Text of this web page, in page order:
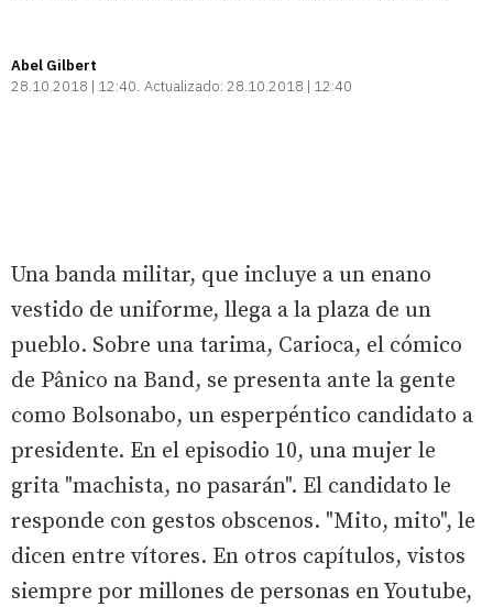
Abel Gilbert
28.10.2018 | 12:40 Actualizado: 28.10.2018 | 12:40
Una banda militar, que incluye a un enano
vestido de uniforme, llega a la plaza de un
pueblo. Sobre una tarima, Carioca, el cómico
de Pânico na Band, se presenta ante la gente
como Bolsonabo, un esperpéntico candidato a
presidente. En el episodio 10, una mujer le
grita "machista, no pasarán". El candidato le
responde con gestos obscenos. "Mito, mito", le
dicen entre vítores. En otros capítulos, vistos
siempre por millones de personas en Youtube,